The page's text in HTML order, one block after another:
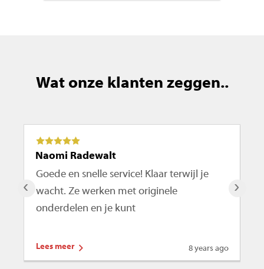
Wat onze klanten zeggen..
Goede en snelle service! Klaar terwijl je
wacht. Ze werken met originele
onderdelen en je kunt
Lees meer
Naomi Radewalt
8 years ago
‹ ›